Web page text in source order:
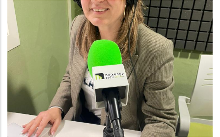
Baix Penedès Al Dia Amb
Montserrat Ventosa
Altres